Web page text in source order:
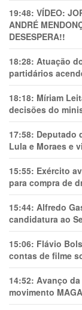
19:48: VÍDEO:
ANDRÉ
DESESPERA!!
18:28: Atuação
partidários
18:18: Míriam
decisões do
17:58: Deputado
Lula e Moraes e
15:55: Exército
para compra de
15:44: Alfredo
candidatura ao
15:06: Flávio
contas de filme
14:52: Avanço
movimento